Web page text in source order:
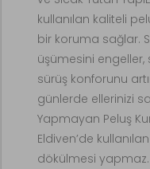
kullanılan kaliteli
bir koruma sağlar.
üşümesini engeller,
sürüş konforunu
günlerde ellerinizi
Yapmayan Peluş
Eldiven’de
dökülmesi yapmaz.